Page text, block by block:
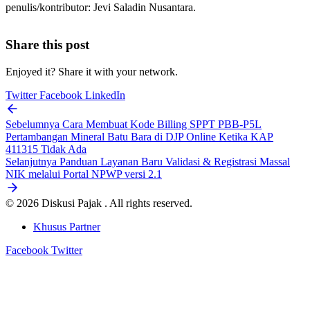
penulis/kontributor: Jevi Saladin Nusantara.
Share this post
Enjoyed it? Share it with your network.
TwitterFacebook LinkedIn
Sebelumnya Cara Membuat Kode Billing SPPT PBB-P5L
Pertambangan Mineral Batu Bara di DJP Online Ketika KAP
411315 Tidak Ada
Selanjutnya Panduan Layanan Baru Validasi & Registrasi Massal
NIK melalui Portal NPWP versi 2.1
© 2026 Diskusi Pajak . All rights reserved.
Khusus Partner
Facebook Twitter